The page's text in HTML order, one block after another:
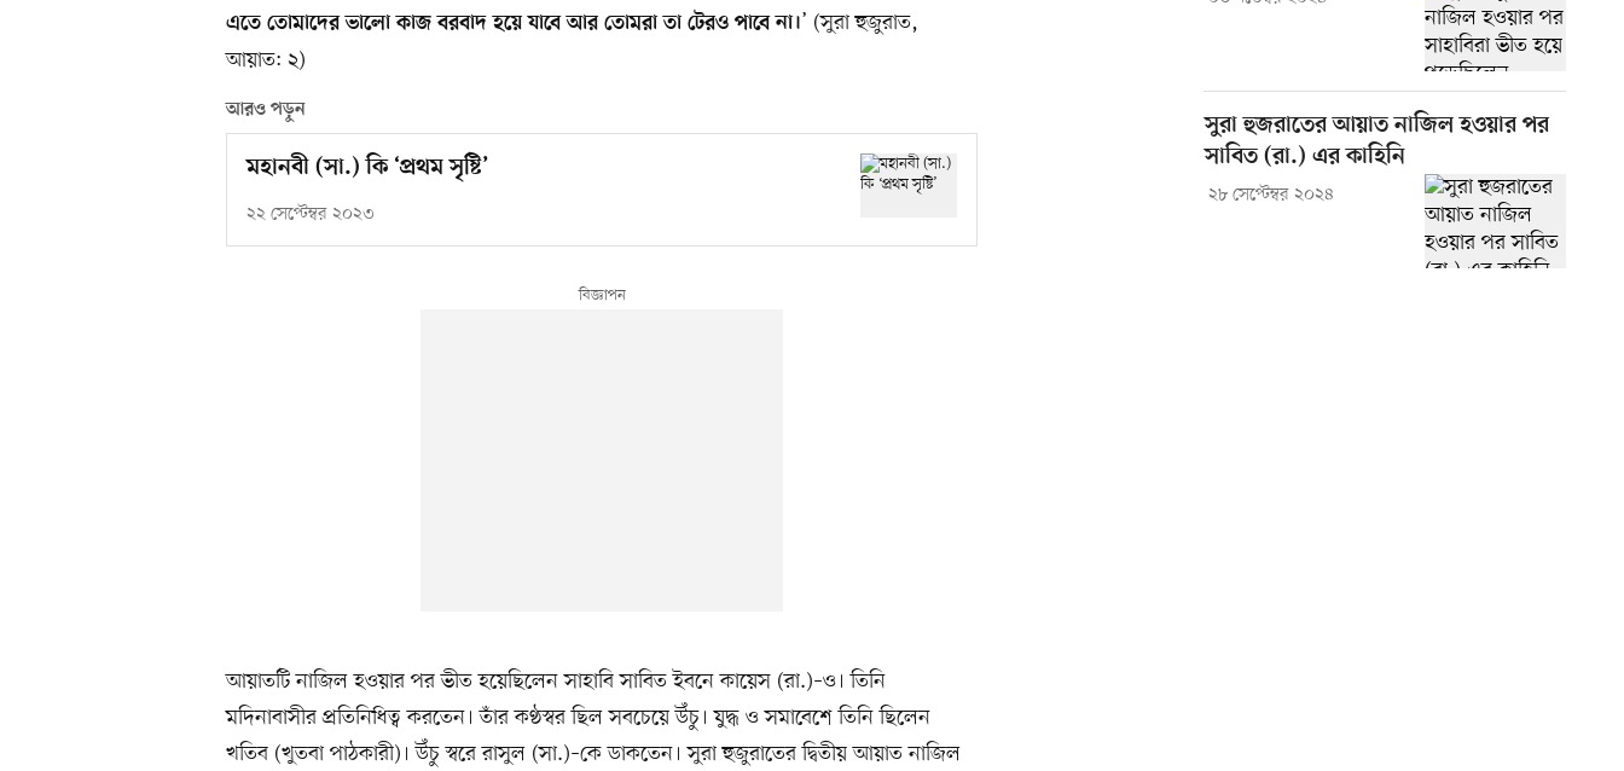
এতে তোমাদের ভালো কাজ বরবাদ হয়ে যাবে আর তোমরা তা টেরও পাবে না।’ (সুরা হুজুরাত,
আয়াত: ২)
আরও পড়ুন
মহানবী (সা.) কি ‘প্রথম সৃষ্টি’
২২ সেপ্টেম্বর ২০২৩
আয়াতটি নাজিল হওয়ার পর ভীত হয়েছিলেন সাহাবি সাবিত ইবনে কায়েস (রা.)–ও। তিনি
মদিনাবাসীর প্রতিনিধিত্ব করতেন। তাঁর কণ্ঠস্বর ছিল সবচেয়ে উঁচু। যুদ্ধ ও সমাবেশে তিনি ছিলেন
খতিব (খুতবা পাঠকারী)। উঁচু স্বরে রাসুল (সা.)–কে ডাকতেন। সুরা হুজুরাতের দ্বিতীয় আয়াত নাজিল
সুরা হুজরাতের আয়াত নাজিল হওয়ার পর
সাবিত (রা.) এর কাহিনি
২৮ সেপ্টেম্বর ২০২৪